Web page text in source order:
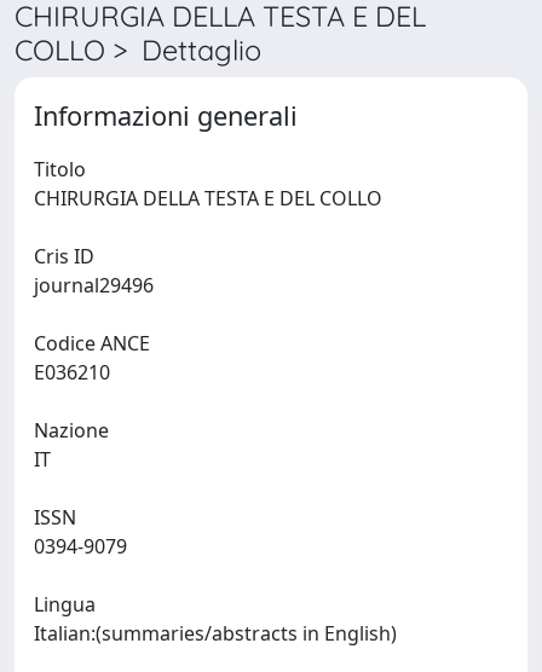
CHIRURGIA DELLA TESTA E DEL
COLLO > Dettaglio
Informazioni generali
Titolo
Cris ID
Codice ANCE
Nazione
ISSN
Lingua